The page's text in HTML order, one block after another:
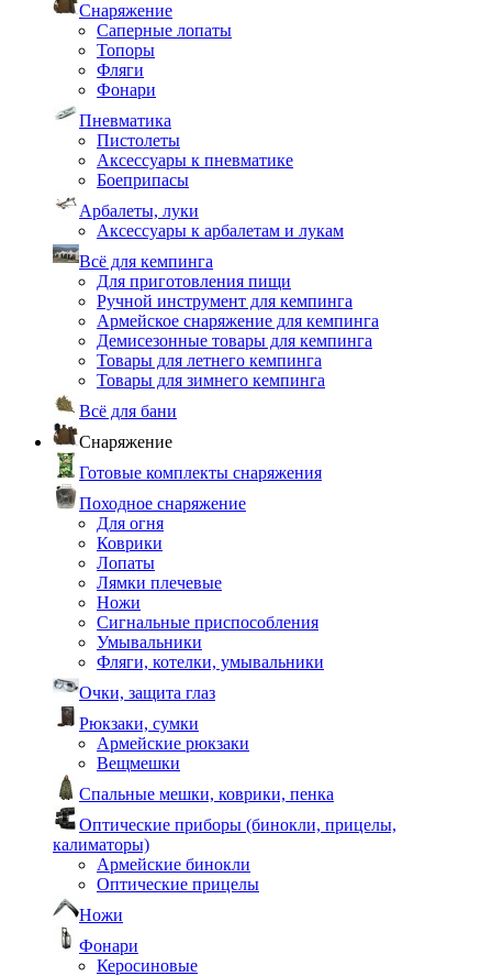
Снаряжение
Саперные лопаты
Топоры
Фляги
Фонари
Пневматика
Пистолеты
Аксессуары к пневматике
Боеприпасы
Арбалеты, луки
Аксессуары к арбалетам и лукам
Всё для кемпинга
Для приготовления пищи
Ручной инструмент для кемпинга
Армейское снаряжение для кемпинга
Демисезонные товары для кемпинга
Товары для летнего кемпинга
Товары для зимнего кемпинга
Всё для бани
Снаряжение
Готовые комплекты снаряжения
Походное снаряжение
Для огня
Коврики
Лопаты
Лямки плечевые
Ножи
Сигнальные приспособления
Умывальники
Фляги, котелки, умывальники
Очки, защита глаз
Рюкзаки, сумки
Армейские рюкзаки
Вещмешки
Спальные мешки, коврики, пенка
Оптические приборы (бинокли, прицелы,
калиматоры)
Армейские бинокли
Оптические прицелы
Ножи
Фонари
Керосиновые